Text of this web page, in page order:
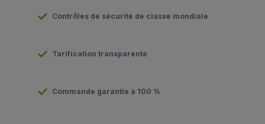
Contrôles de sécurité de classe mondiale
Tarification transparente
Commande garantie à 100 %